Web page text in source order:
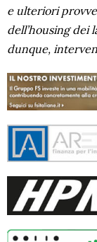
e ulteriori
dell’housing dei
dunque,